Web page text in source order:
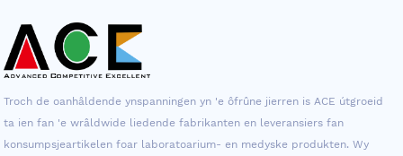
Troch de oanhâldende ynspanningen yn 'e ôfrûne jierren is ACE útgroeid
ta ien fan 'e wrâldwide liedende fabrikanten en leveransiers fan
konsumpsjeartikelen foar laboratoarium- en medyske produkten. Wy